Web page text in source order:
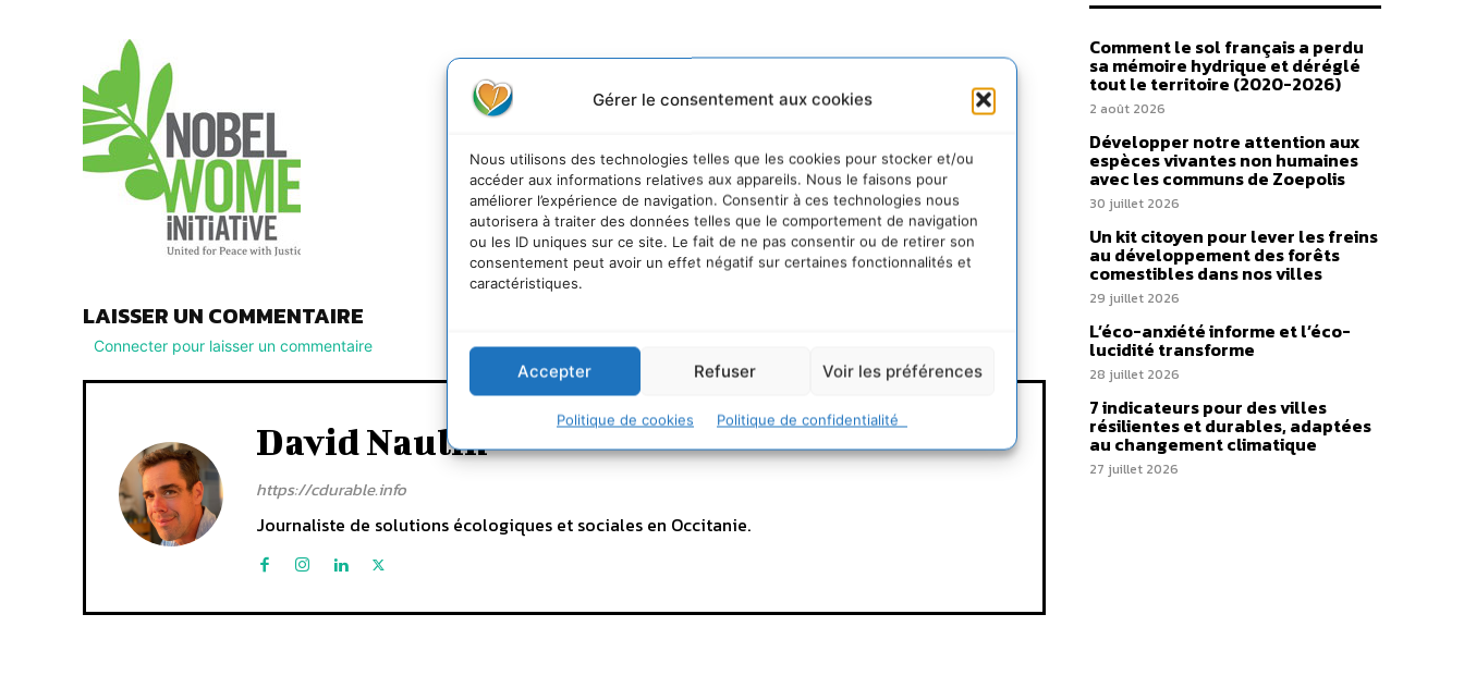
Gérer le consentement aux cookies
Nous utilisons des technologies telles que les cookies pour stocker et/ou
accéder aux informations relatives aux appareils. Nous le faisons pour
améliorer l’expérience de navigation. Consentir à ces technologies nous
autorisera à traiter des données telles que le comportement de navigation
ou les ID uniques sur ce site. Le fait de ne pas consentir ou de retirer son
consentement peut avoir un effet négatif sur certaines fonctionnalités et
caractéristiques.
Accepter Refuser Voir les préférences
Politique de cookies Politique de confidentialité
LAISSER UN COMMENTAIRE
Connecter pour laisser un commentaire
David Naulin
https://cdurable.info
Journaliste de solutions écologiques et sociales en Occitanie.
Comment le sol français a perdu
sa mémoire hydrique et déréglé
tout le territoire (2020-2026)
2 août 2026
Développer notre attention aux
espèces vivantes non humaines
avec les communs de Zoepolis
30 juillet 2026
Un kit citoyen pour lever les freins
au développement des forêts
comestibles dans nos villes
29 juillet 2026
L’éco-anxiété informe et l’éco-
lucidité transforme
28 juillet 2026
7 indicateurs pour des villes
résilientes et durables, adaptées
au changement climatique
27 juillet 2026